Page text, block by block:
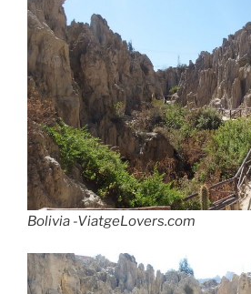
Bolivia -ViatgeLovers.com